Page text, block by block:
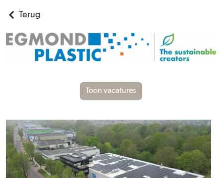
Terug
Toon vacatures